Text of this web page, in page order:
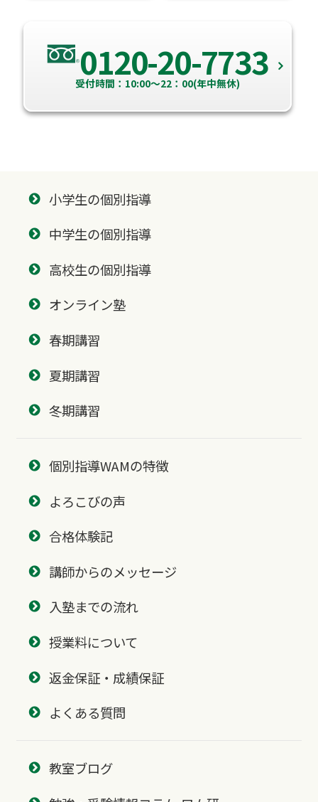
0120-20-7733
受付時間：10:00～22：00(年中無休)
小学生の個別指導
中学生の個別指導
高校生の個別指導
オンライン塾
春期講習
夏期講習
冬期講習
個別指導WAMの特徴
よろこびの声
合格体験記
講師からのメッセージ
入塾までの流れ
授業料について
返金保証・成績保証
よくある質問
教室ブログ